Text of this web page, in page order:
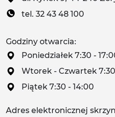
tel. 32 43 48 100
Godziny otwarcia:
Poniedziałek 7:30 -
Wtorek - Czwartek 7:30
Piątek 7:30 - 14:00
Adres elektronicznej